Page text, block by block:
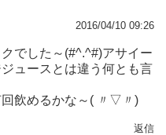
2016/04/10 09:26
でした～(#^.^#)アサイー
ュースとは違う何とも言
飲めるかな～( 〃▽〃)
返信